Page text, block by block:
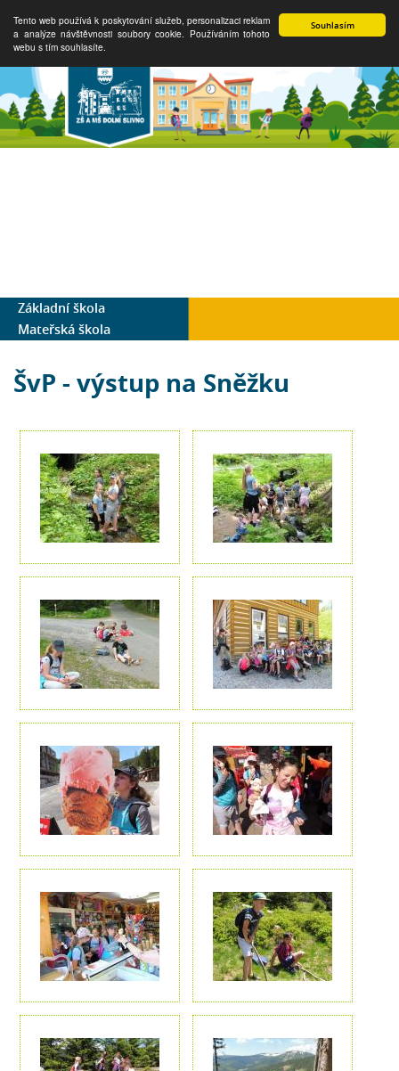
Souhlasím
Tento web používá k poskytování služeb, personalizaci reklam
a analýze návštěvnosti soubory cookie. Používáním tohoto
webu s tím souhlasíte.
Základní škola
Mateřská škola
ŠvP - výstup na Sněžku